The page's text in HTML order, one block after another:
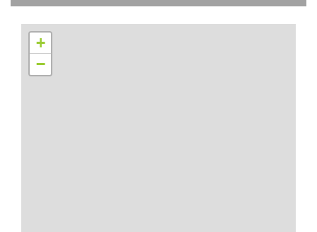
+
−